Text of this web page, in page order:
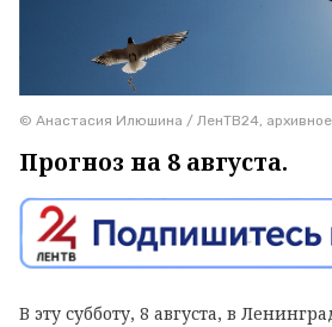
© Анастасия Илюшина / ЛенТВ24,
Прогноз на 8 августа.
В эту субботу, 8 августа, в